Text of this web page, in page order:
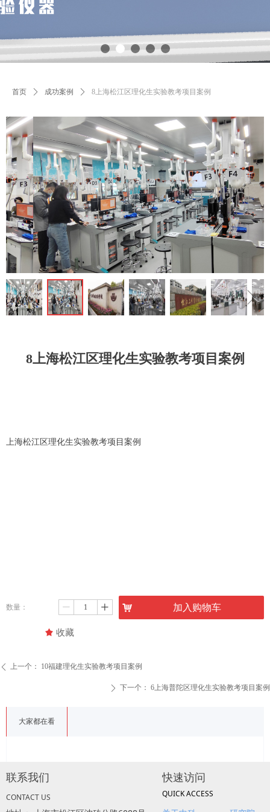
首页 ꄲ 成功案例 ꄲ 8上海松江区理化生实验教考项目案例
ꁆ ꁇ
8上海松江区理化生实验教考项目案例
大家都在看
ꄴ 上一个： 10福建理化生实验教考项目案例
ꄲ 下一个： 6上海普陀区理化生实验教考项目案例
上海松江区理化生实验教考项目案例
낙 加入购物车
数量： ꄷ ꄸ
끄 收藏
联系我们
CONTACT US
快速访问
QUICK ACCESS